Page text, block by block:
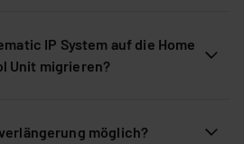
IP System auf die Home
Unit migrieren?
möglich?